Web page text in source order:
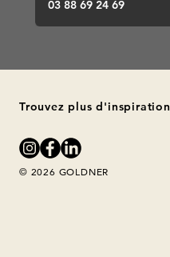
03 88 69 24 69
Trouvez plus d'inspiration
© 2026 GOLDNER